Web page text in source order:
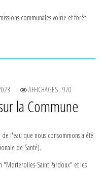
communales voirie et forêt
AFFICHAGES : 970
la Commune
l'eau que nous consommons a été
de Santé).
"Morterolles-Saint Pardoux" et les